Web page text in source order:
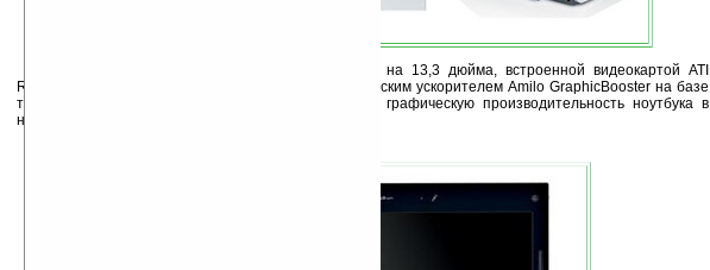
Модель Amilo Sa 3650 оснащена дисплеем на 13,3 дюйма, встроенной видеокартой ATI
Radeon HD 3200, чипсетом M780G, а также графическим ускорителем Amilo GraphicBooster на базе
технологии ATI XGP, который позволяет улучшить графическую производительность ноутбука в
несколько раз.